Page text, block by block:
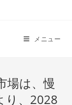
メニュー
場は、慢
り、2028